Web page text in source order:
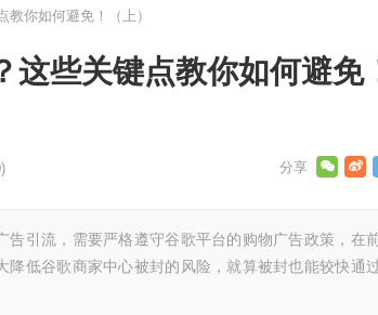
你如何避免！（上）
这些关键点教你如何避免
告引流，需要严格遵守谷歌平台的购物广告政策，在
低谷歌商家中心被封的风险，就算被封也能较快通